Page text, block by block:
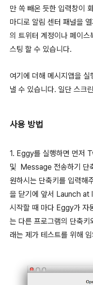
만 쏙 빼온 듯한 입력창이
마디로 알림 센터 패널을
의 트위터 계정이나 페이
스팅 할 수 있습니다.
여기에 더해 메시지앱을
낼 수 있습니다. 일단 스크
사용 방법
1. Eggy를 실행하면 먼저
및 Message 전송하기 단
원하시는 단축키를 입력해
을 닫기에 앞서 Launch at
시작할 때 마다 Eggy가 자
는 다른 프로그램의 단축
래는 제가 테스트를 위해